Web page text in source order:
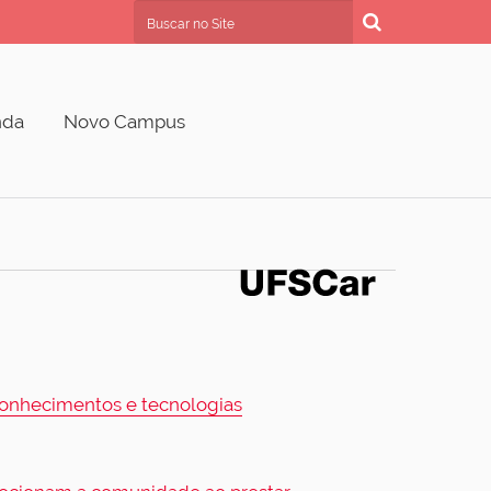
Busca Avançada…
Novo Campus
e tecnologias